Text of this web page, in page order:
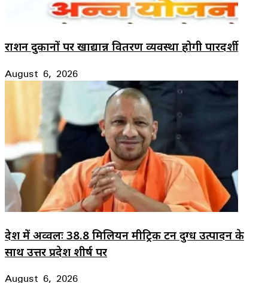
राशन दुकानों पर खाद्यान्न वितरण व्यवस्था होगी पारदर्शी
August 6, 2026
देश में अव्वलः 38.8 मिलियन मीट्रिक टन दुग्ध उत्पादन के
साथ उत्तर प्रदेश शीर्ष पर
August 6, 2026